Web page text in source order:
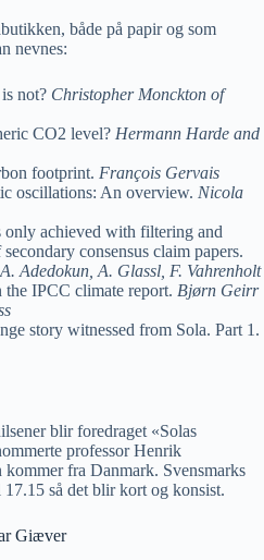
både på papir og som
nevnes:
not? Christopher Monckton of
CO2 level? Hermann Harde and
footprint. François Gervais
oscillations: An overview. Nicola
only achieved with filtering and
consensus claim papers.
Adedokun, A. Glassl, F. Vahrenholt
the IPCC climate report. Bjørn Geirr
story witnessed from Sola. Part 1.
blir foredraget «Solas
professor Henrik
fra Danmark. Svensmarks
så det blir kort og konsist.
Giæver